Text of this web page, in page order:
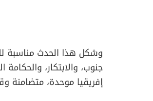
وشكل هذا الحدث مناسبة
جنوب، والابتكار،
إفريقيا موحدة، متضامنة